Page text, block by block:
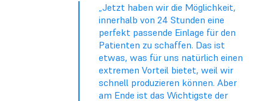
„Jetzt haben wir die Möglichkeit,
innerhalb von 24 Stunden eine
perfekt passende Einlage für den
Patienten zu schaffen. Das ist
etwas, was für uns natürlich einen
extremen Vorteil bietet, weil wir
schnell produzieren können. Aber
am Ende ist das Wichtigste der